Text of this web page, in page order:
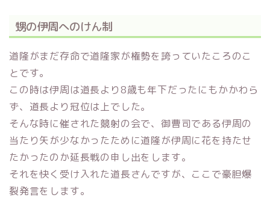
甥の伊周へのけん制
道隆がまだ存命で道隆家が権勢を誇っていたころのこ
とです。
この時は伊周は道長より8歳も年下だったにもかかわら
ず、道長より冠位は上でした。
そんな時に催された競射の会で、御曹司である伊周の
当たり矢が少なかったために道隆が伊周に花を持たせ
たかったのか延長戦の申し出をします。
それを快く受け入れた道長さんですが、ここで豪胆爆
裂発言をします。